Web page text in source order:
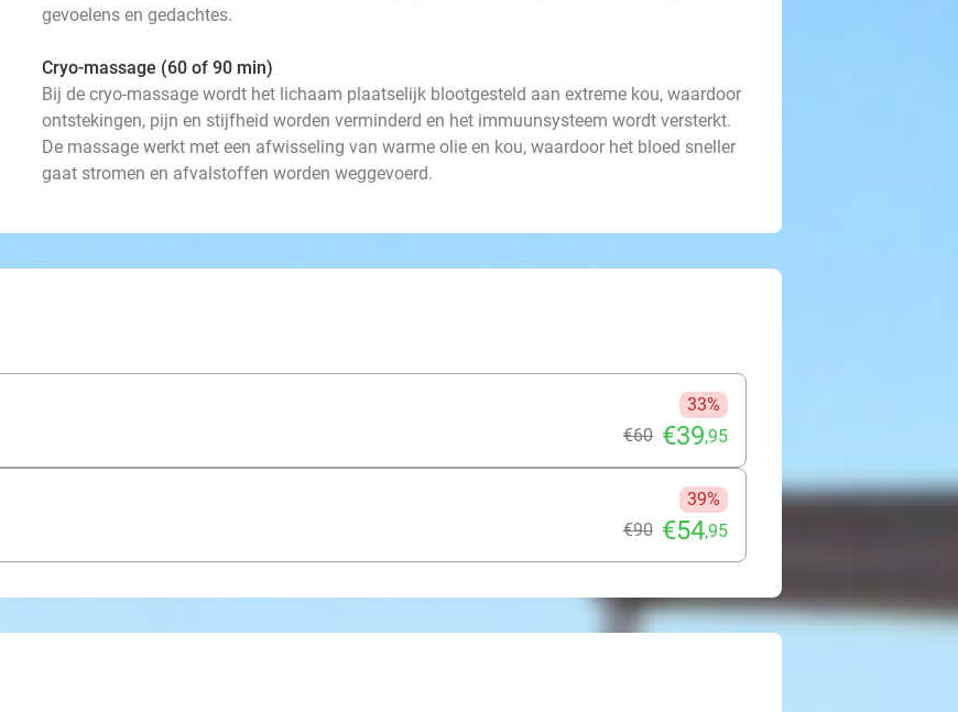
gevoelens en gedachtes.
Cryo-massage (60 of 90 min)
Bij de cryo-massage wordt het lichaam plaatselijk blootgesteld aan extreme kou, waardoor
ontstekingen, pijn en stijfheid worden verminderd en het immuunsysteem wordt versterkt.
De massage werkt met een afwisseling van warme olie en kou, waardoor het bloed sneller
gaat stromen en afvalstoffen worden weggevoerd.
33%
€60 €39,95
39%
€90 €54,95